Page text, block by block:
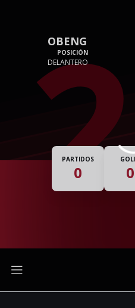
OBENG
POSICIÓN
DELANTERO
PARTIDOS
0 0